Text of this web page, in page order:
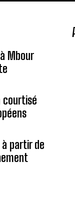
Mbour
courtisé
à partir de